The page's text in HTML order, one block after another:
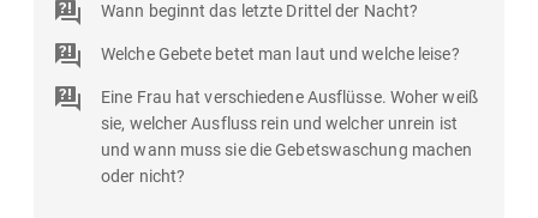
Wann beginnt das letzte Drittel der Nacht?
Welche Gebete betet man laut und welche leise?
Eine Frau hat verschiedene Ausflüsse. Woher weiß
sie, welcher Ausfluss rein und welcher unrein ist
und wann muss sie die Gebetswaschung machen
oder nicht?